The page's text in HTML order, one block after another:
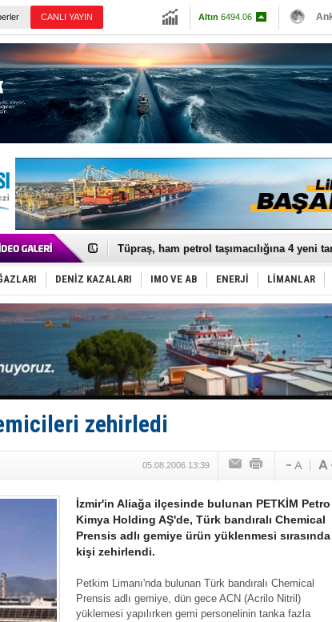
CANLI YAYIN
Altın 6494.06
Euro54.76
Anadolu Tersanesi EYDEP’te A sertifikası
Tüpraş, ham petrol taşımacılığına 4 yeni
İTU AUV, Dünya’da 2. oldu!
LNG taşımacılığında maliyetler katlandı
PROYAD, yat mürettebatı için yurt dışı
Türkiye-Irak enerji hattında yeni dönem
Türk Armatöre 'Uyuşturucu' tutuklaması!
Deniz turizminde yeni ‘Ceza Rejimi’!
DÖDER, 28. Dönem Yönetim Kurulu
Fairline, Türkiye’de ‘SoleMarin’i seçti
Baltık Denizi'nde tarih yazıldı!
Runit kubbesi okyanusun derinliklerinde
Türk Loydu’na Süveyş tonaj yetkisi
DENİZ KAZALARI IMO VE AB ENERJİ LİMANLAR
zehirledi
05.08.2006 13:39
İzmir'in Aliağa ilçesinde bulunan PETKİM Petro
Kimya Holding AŞ'de, Türk bandıralı Chemical
Prensis adlı gemiye ürün yüklenmesi
kişi zehirlendi.
Petkim Limanı'nda bulunan Türk bandıralı Chemical
Prensis adlı gemiye, dün gece ACN (Acrilo Nitril)
yüklemesi yapılırken gemi personelinin tanka fazla